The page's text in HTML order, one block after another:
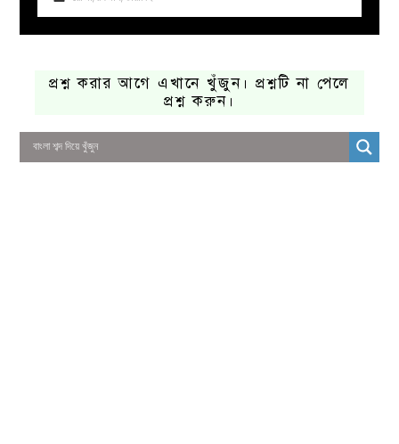
প্রশ্ন করার আগে এখানে খুঁজুন। প্রশ্নটি না পেলে
প্রশ্ন করুন।